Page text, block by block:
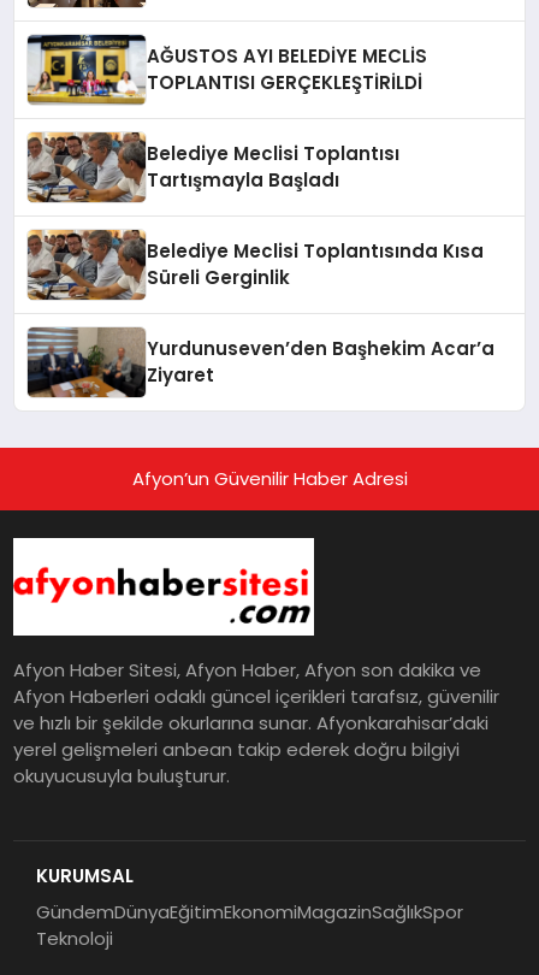
AĞUSTOS AYI BELEDİYE MECLİS
TOPLANTISI GERÇEKLEŞTİRİLDİ
Belediye Meclisi Toplantısı
Tartışmayla Başladı
Belediye Meclisi Toplantısında Kısa
Süreli Gerginlik
Yurdunuseven’den Başhekim Acar’a
Ziyaret
Afyon’un Güvenilir Haber Adresi
Afyon Haber Sitesi, Afyon Haber, Afyon son dakika ve
Afyon Haberleri odaklı güncel içerikleri tarafsız, güvenilir
ve hızlı bir şekilde okurlarına sunar. Afyonkarahisar’daki
yerel gelişmeleri anbean takip ederek doğru bilgiyi
okuyucusuyla buluşturur.
KURUMSAL
GündemDünyaEğitimEkonomiMagazinSağlıkSpor
Teknoloji